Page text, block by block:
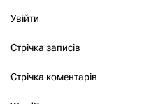
Увійти
Стрічка записів
Стрічка коментарів